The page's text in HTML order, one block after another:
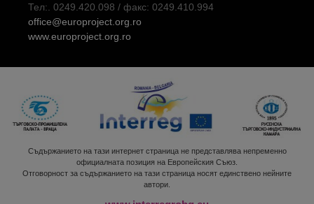
Тел:. 0249.420.098 / факс: 0249.410.994
office@europroject.org.ro
www.europroject.org.ro
Съдържанието на тази интернет страница не представлява непременно
официалната позиция на Европейския Съюз.
Отговорност за съдържанието на тази страница носят единствено нейните
автори.